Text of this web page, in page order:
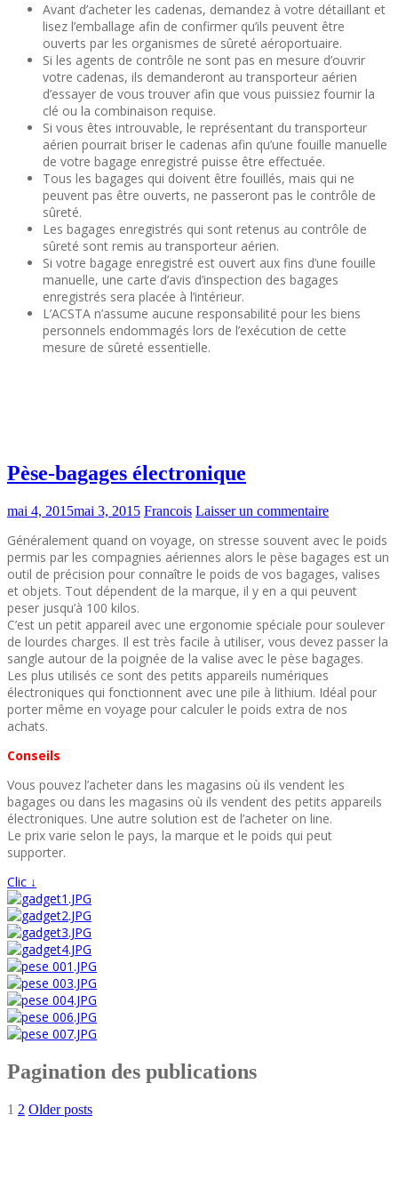
Avant d’acheter les cadenas, demandez à votre détaillant et
lisez l’emballage afin de confirmer qu’ils peuvent être
ouverts par les organismes de sûreté aéroportuaire.
Si les agents de contrôle ne sont pas en mesure d’ouvrir
votre cadenas, ils demanderont au transporteur aérien
d’essayer de vous trouver afin que vous puissiez fournir la
clé ou la combinaison requise.
Si vous êtes introuvable, le représentant du transporteur
aérien pourrait briser le cadenas afin qu’une fouille manuelle
de votre bagage enregistré puisse être effectuée.
Tous les bagages qui doivent être fouillés, mais qui ne
peuvent pas être ouverts, ne passeront pas le contrôle de
sûreté.
Les bagages enregistrés qui sont retenus au contrôle de
sûreté sont remis au transporteur aérien.
Si votre bagage enregistré est ouvert aux fins d’une fouille
manuelle, une carte d’avis d’inspection des bagages
enregistrés sera placée à l’intérieur.
L’ACSTA n’assume aucune responsabilité pour les biens
personnels endommagés lors de l’exécution de cette
mesure de sûreté essentielle.
Pèse-bagages électronique
mai 4, 2015mai 3, 2015 Francois Laisser un commentaire
Généralement quand on voyage, on stresse souvent avec le poids
permis par les compagnies aériennes alors le pèse bagages est un
outil de précision pour connaître le poids de vos bagages, valises
et objets. Tout dépendent de la marque, il y en a qui peuvent
peser jusqu’à 100 kilos.
C’est un petit appareil avec une ergonomie spéciale pour soulever
de lourdes charges. Il est très facile à utiliser, vous devez passer la
sangle autour de la poignée de la valise avec le pèse bagages.
Les plus utilisés ce sont des petits appareils numériques
électroniques qui fonctionnent avec une pile à lithium. Idéal pour
porter même en voyage pour calculer le poids extra de nos
achats.
Conseils
Vous pouvez l’acheter dans les magasins où ils vendent les
bagages ou dans les magasins où ils vendent des petits appareils
électroniques. Une autre solution est de l’acheter on line.
Le prix varie selon le pays, la marque et le poids qui peut
supporter.
Clic ↓
Pagination des publications
1 2 Older posts